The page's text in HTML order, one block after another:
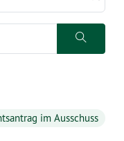
im Ausschuss